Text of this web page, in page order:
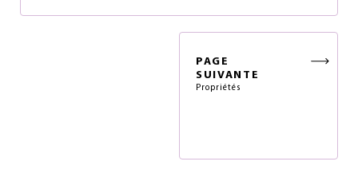
PAGE
SUIVANTE
Propriétés